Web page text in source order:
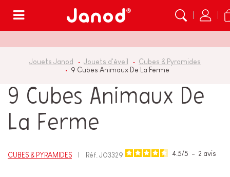
Jouets Janod Jouets d'éveil
Cubes & Pyramides
9 Cubes Animaux De La Ferme
9 Cubes Animaux De
La Ferme
CUBES & PYRAMIDES Réf. J03329 4.5/5 - 2 avis